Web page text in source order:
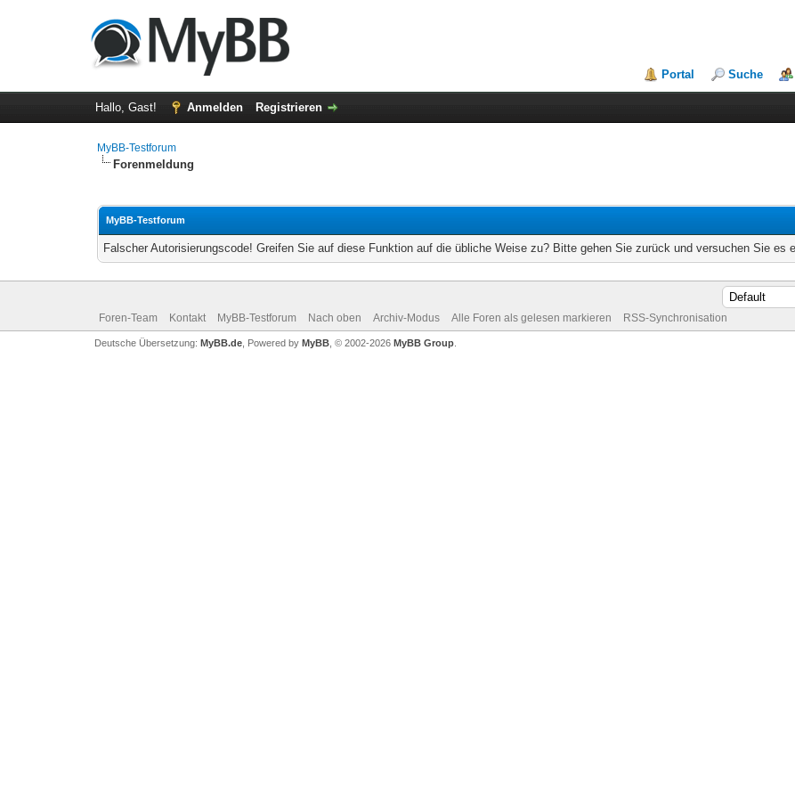
Portal Suche
Hallo, Gast! Anmelden Registrieren
MyBB-Testforum
Forenmeldung
MyBB-Testforum
Falscher Autorisierungscode! Greifen Sie auf diese Funktion auf die übliche Weise zu? Bitte gehen Sie zurück und versuchen Sie es
Foren-Team Kontakt MyBB-Testforum Nach oben Archiv-Modus Alle Foren als gelesen markieren RSS-Synchronisation
Deutsche Übersetzung: MyBB.de, Powered by MyBB, © 2002-2026 MyBB Group.